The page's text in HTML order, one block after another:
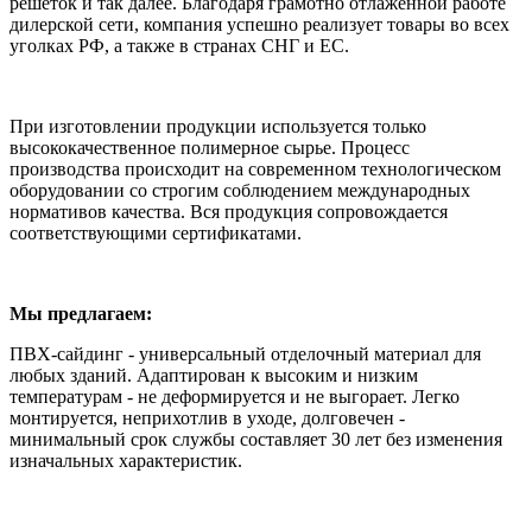
дилерской сети, компания успешно реализует товары во всех
уголках РФ, а также в странах СНГ и ЕС.
При изготовлении продукции используется только
высококачественное полимерное сырье. Процесс
производства происходит на современном технологическом
оборудовании со строгим соблюдением международных
нормативов качества. Вся продукция сопровождается
соответствующими сертификатами.
Мы предлагаем:
ПВХ-сайдинг - универсальный отделочный материал для
любых зданий. Адаптирован к высоким и низким
температурам - не деформируется и не выгорает. Легко
монтируется, неприхотлив в уходе, долговечен -
минимальный срок службы составляет 30 лет без изменения
изначальных характеристик.